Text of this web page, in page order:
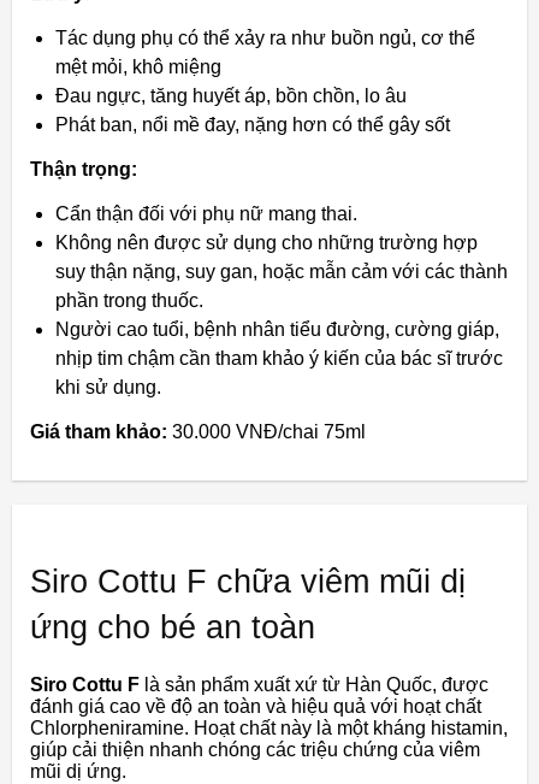
Tác dụng phụ có thể xảy ra như buồn ngủ, cơ thể
mệt mỏi, khô miệng
Đau ngực, tăng huyết áp, bồn chồn, lo âu
Phát ban, nổi mề đay, nặng hơn có thể gây sốt
Thận trọng:
Cẩn thận đối với phụ nữ mang thai.
Không nên được sử dụng cho những trường hợp
suy thận nặng, suy gan, hoặc mẫn cảm với các thành
phần trong thuốc.
Người cao tuổi, bệnh nhân tiểu đường, cường giáp,
nhịp tim chậm cần tham khảo ý kiến của bác sĩ trước
khi sử dụng.
Giá tham khảo: 30.000 VNĐ/chai 75ml
Siro Cottu F chữa viêm mũi dị
ứng cho bé an toàn
Siro Cottu F là sản phẩm xuất xứ từ Hàn Quốc, được
đánh giá cao về độ an toàn và hiệu quả với hoạt chất
Chlorpheniramine. Hoạt chất này là một kháng histamin,
giúp cải thiện nhanh chóng các triệu chứng của viêm
mũi dị ứng.